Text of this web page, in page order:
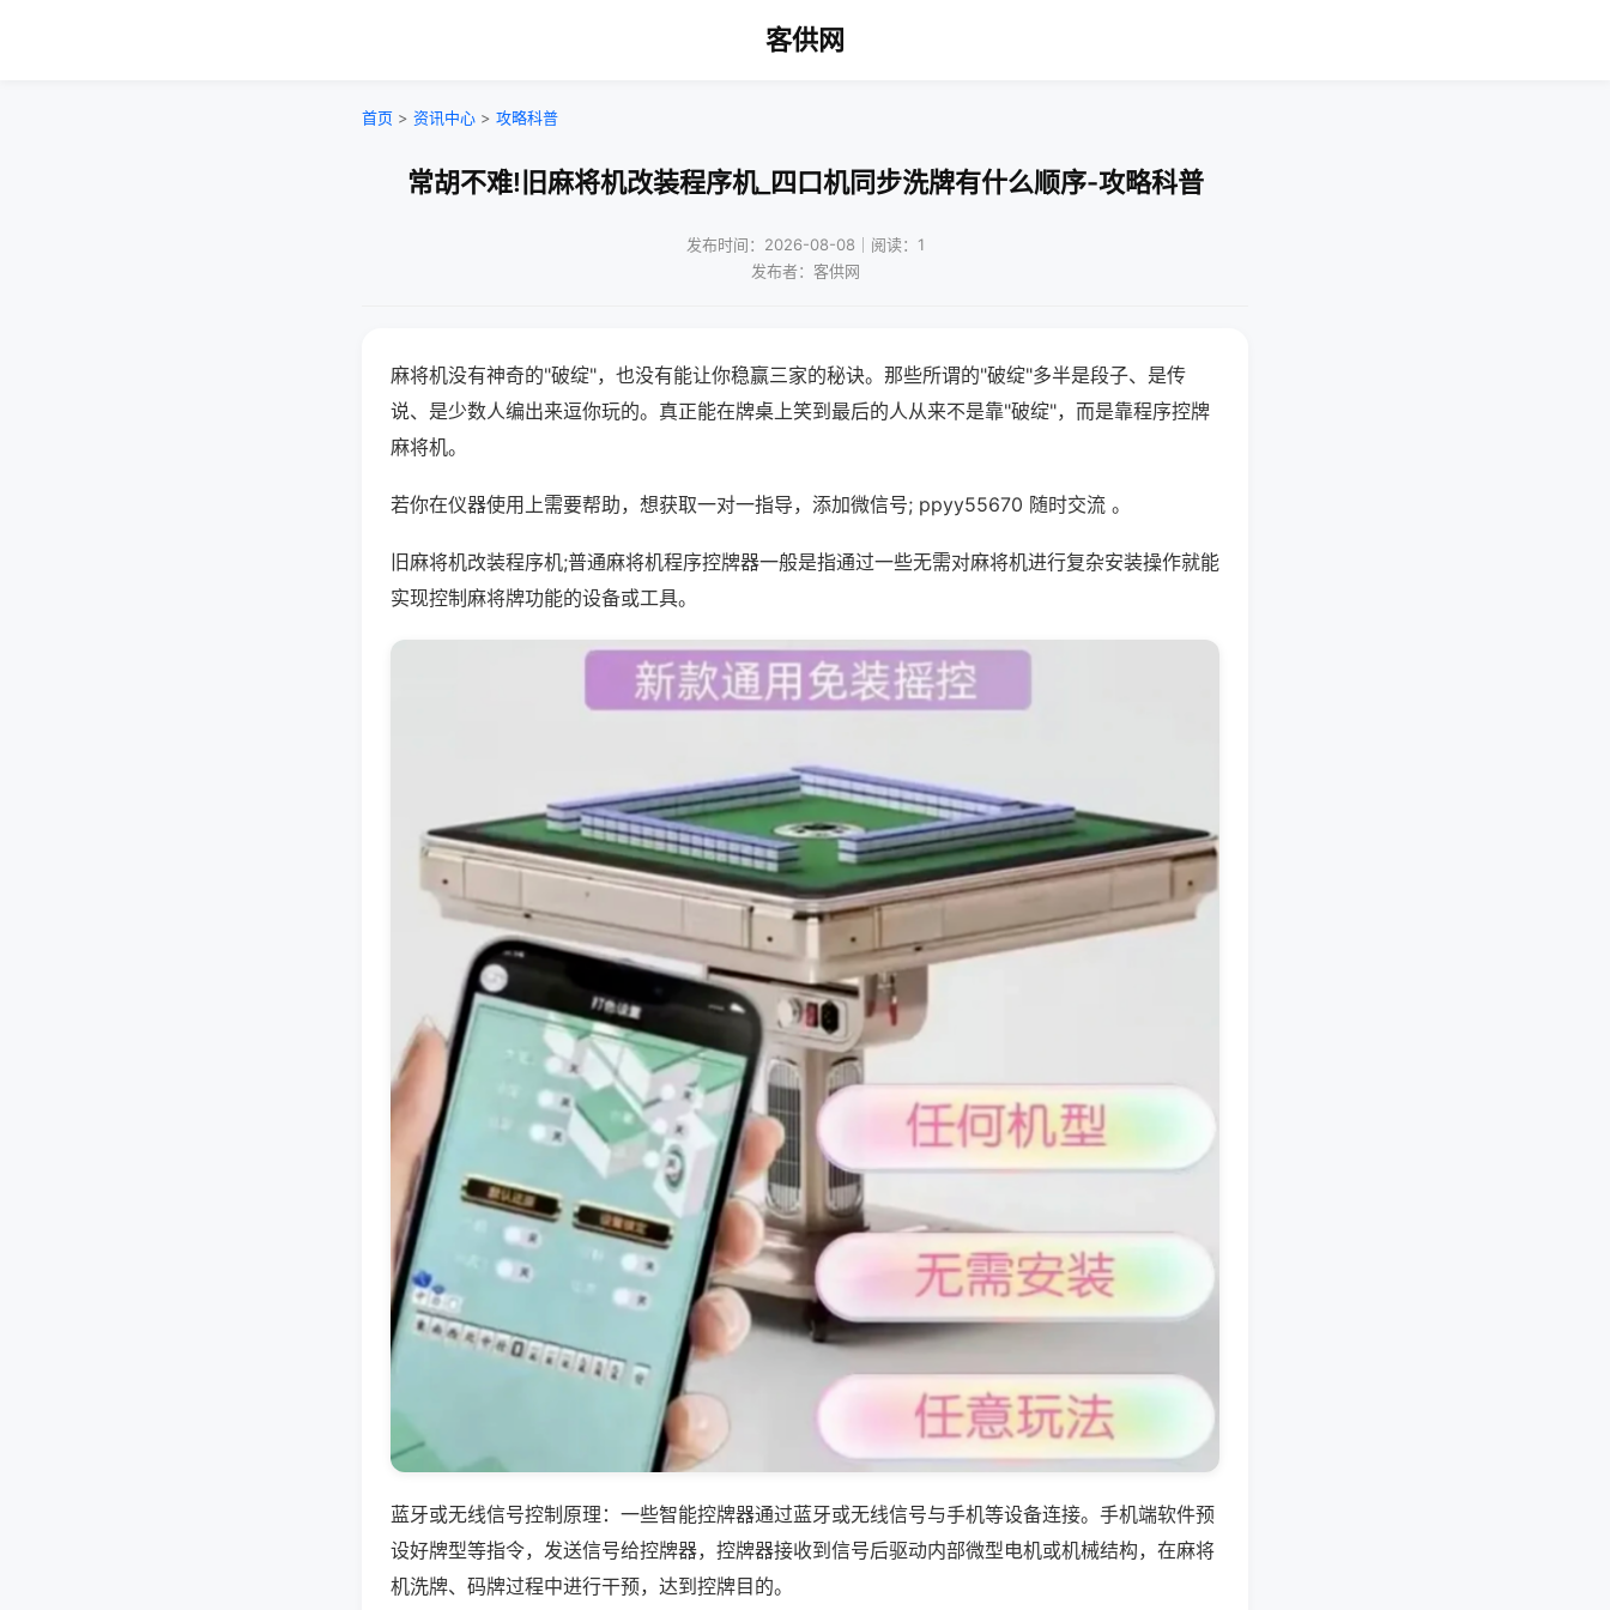
客供网
首页 > 资讯中心 > 攻略科普
常胡不难!旧麻将机改装程序机_四口机同步洗牌有什么顺序-攻略科普
发布时间：2026-08-08｜阅读：1
发布者：客供网
麻将机没有神奇的"破绽"，也没有能让你稳赢三家的秘诀。那些所谓的"破绽"多半是段子、是传
说、是少数人编出来逗你玩的。真正能在牌桌上笑到最后的人从来不是靠"破绽"，而是靠程序控牌
麻将机。
若你在仪器使用上需要帮助，想获取一对一指导，添加微信号; ppyy55670 随时交流 。
旧麻将机改装程序机;普通麻将机程序控牌器一般是指通过一些无需对麻将机进行复杂安装操作就能
实现控制麻将牌功能的设备或工具。
蓝牙或无线信号控制原理：一些智能控牌器通过蓝牙或无线信号与手机等设备连接。手机端软件预
设好牌型等指令，发送信号给控牌器，控牌器接收到信号后驱动内部微型电机或机械结构，在麻将
机洗牌、码牌过程中进行干预，达到控牌目的。